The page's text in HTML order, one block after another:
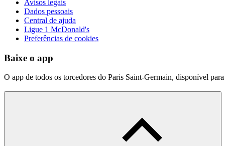
Avisos legais
Dados pessoais
Central de ajuda
Ligue 1 McDonald's
Preferências de cookies
Baixe o app
O app de todos os torcedores do Paris Saint-Germain, disponível